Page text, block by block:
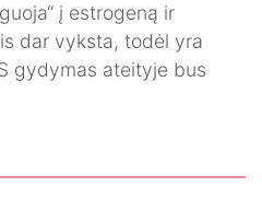
į estrogeną ir
dar vyksta, todėl yra
gydymas ateityje bus